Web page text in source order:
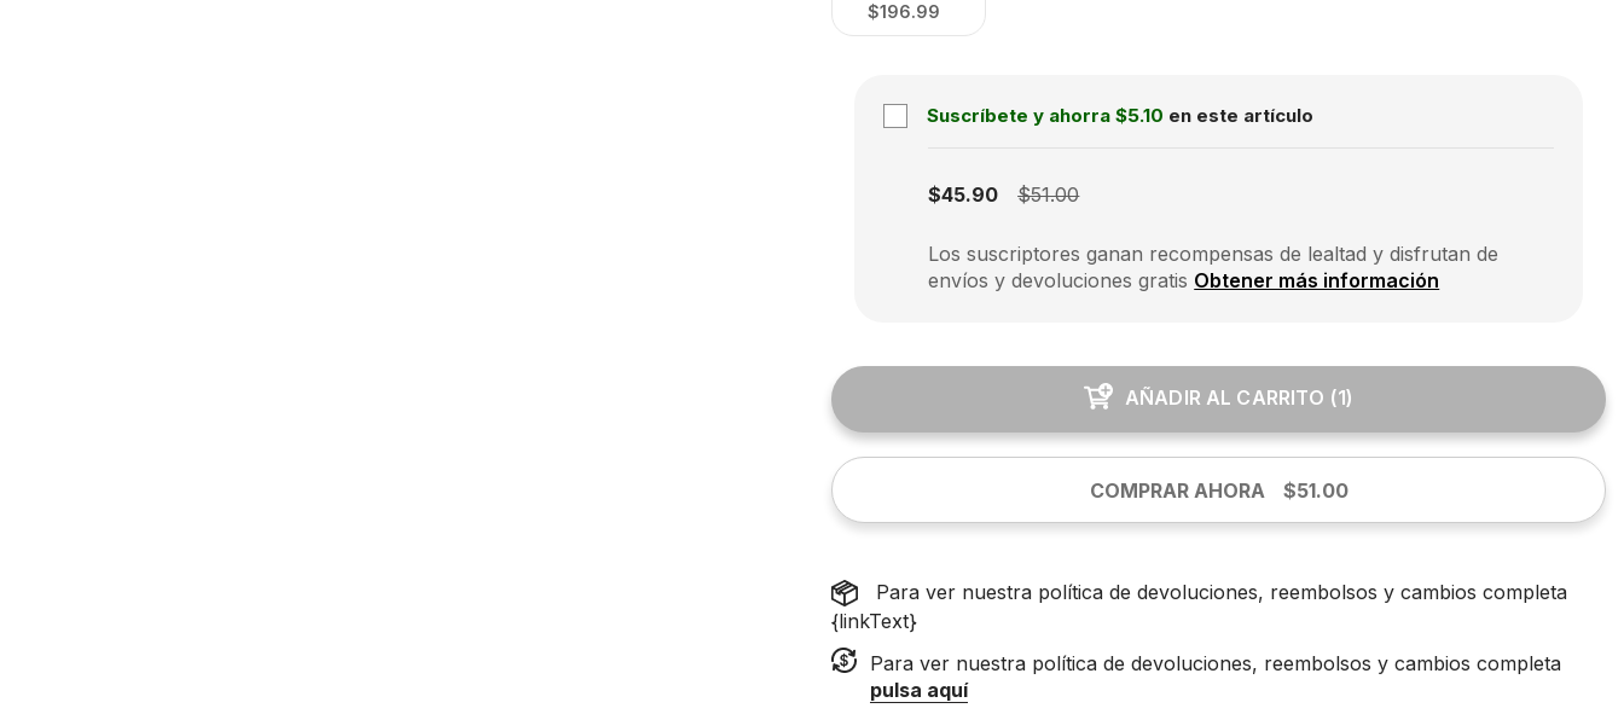
$196.99
Suscríbete y ahorra $5.10 en este artículo
$45.90
$51.00
Los suscriptores ganan recompensas de lealtad y disfrutan de
envíos y devoluciones gratis Obtener más información
AÑADIR AL CARRITO (1)
COMPRAR AHORA $51.00
Para ver nuestra política de devoluciones, reembolsos y cambios completa
{linkText}
Para ver nuestra política de devoluciones, reembolsos y cambios completa
pulsa aquí